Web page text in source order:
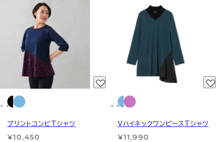
プリントコンビTシャツ
¥10,450
VハイネックワンピースTシャツ
¥11,990